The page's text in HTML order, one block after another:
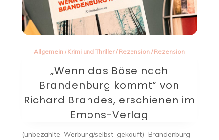
Allgemein / Krimi und Thriller/ Rezension / Rezension
„Wenn das Böse nach
Brandenburg kommt“ von
Richard Brandes, erschienen im
Emons-Verlag
(unbezahlte Werbung/selbst gekauft) Brandenburg –